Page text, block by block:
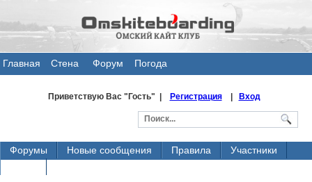
Главная
Стена
Форум Погода
Приветствую Вас"Гость" | Регистрация| Вход
Форумы Новые сообщения Правила
Участники